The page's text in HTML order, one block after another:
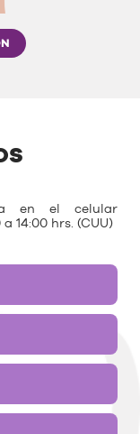
en el celular
14:00 hrs. (CUU)